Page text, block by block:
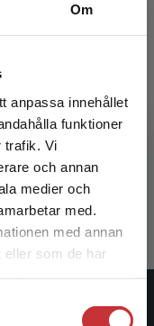
Om
anpassa innehållet
funktioner
trafik. Vi
och annan
medier och
med.
med annan
eller som de har
Sverige.
Sverige. För
mångfald